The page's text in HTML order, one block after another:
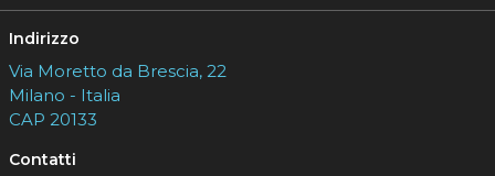
Indirizzo
Via Moretto da Brescia, 22
Milano - Italia
CAP 20133
Contatti